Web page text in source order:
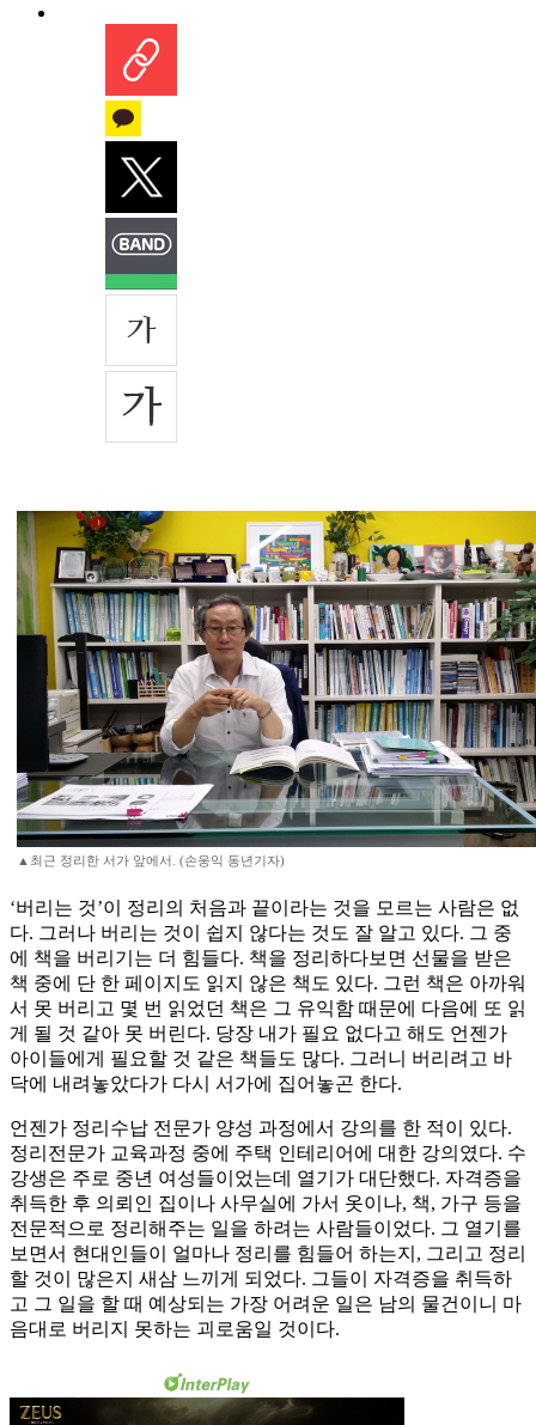
▲최근 정리한 서가 앞에서. (손웅익 동년기자)
‘버리는 것’이 정리의 처음과 끝이라는 것을 모르는 사람은 없
다. 그러나 버리는 것이 쉽지 않다는 것도 잘 알고 있다. 그 중
에 책을 버리기는 더 힘들다. 책을 정리하다보면 선물을 받은
책 중에 단 한 페이지도 읽지 않은 책도 있다. 그런 책은 아까워
서 못 버리고 몇 번 읽었던 책은 그 유익함 때문에 다음에 또 읽
게 될 것 같아 못 버린다. 당장 내가 필요 없다고 해도 언젠가
아이들에게 필요할 것 같은 책들도 많다. 그러니 버리려고 바
닥에 내려놓았다가 다시 서가에 집어놓곤 한다.
언젠가 정리수납 전문가 양성 과정에서 강의를 한 적이 있다.
정리전문가 교육과정 중에 주택 인테리어에 대한 강의였다. 수
강생은 주로 중년 여성들이었는데 열기가 대단했다. 자격증을
취득한 후 의뢰인 집이나 사무실에 가서 옷이나, 책, 가구 등을
전문적으로 정리해주는 일을 하려는 사람들이었다. 그 열기를
보면서 현대인들이 얼마나 정리를 힘들어 하는지, 그리고 정리
할 것이 많은지 새삼 느끼게 되었다. 그들이 자격증을 취득하
고 그 일을 할 때 예상되는 가장 어려운 일은 남의 물건이니 마
음대로 버리지 못하는 괴로움일 것이다.